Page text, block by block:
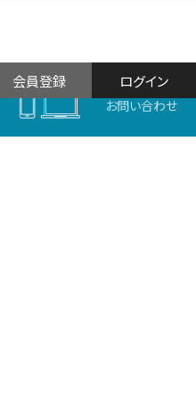
お問い合わせ
ログイン
会員登録